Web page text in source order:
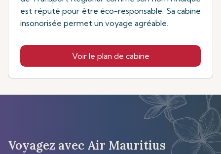
est réputé pour être éco-responsable. Sa cabine
insonorisée permet un voyage agréable.
Voir le plan de cabine
Voyagez avec Air Mauritius